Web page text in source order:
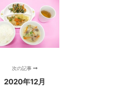
次の記事
2020年12月